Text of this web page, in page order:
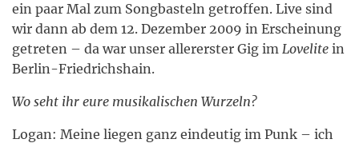
ein paar Mal zum Songbasteln getroffen. Live sind
wir dann ab dem 12. Dezember 2009 in Erscheinung
getreten – da war unser allererster Gig im Lovelite in
Berlin-Friedrichshain.
Wo seht ihr eure musikalischen Wurzeln?
Logan: Meine liegen ganz eindeutig im Punk – ich